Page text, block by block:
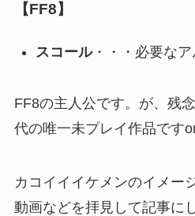
【FF8】
スコール・・・必要な
FF8の主人公です。が、残
代の唯一未プレイ作品です
カコイイイケメンのイメー
動画などを拝見して記事に